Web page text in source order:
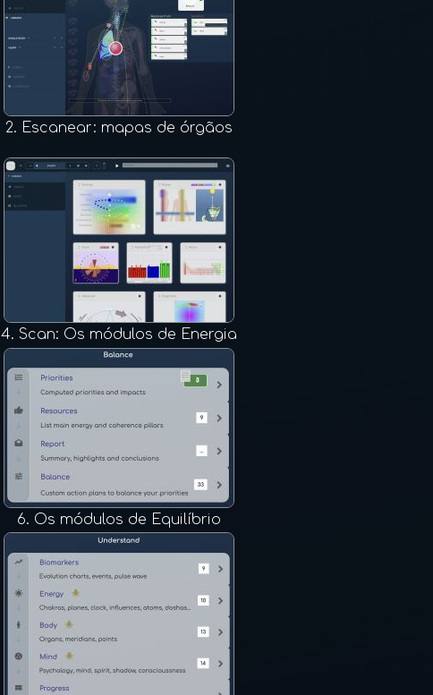
2. Escanear: mapas de órgãos
4. Scan: Os módulos de Energia
6. Os módulos de Equilíbrio